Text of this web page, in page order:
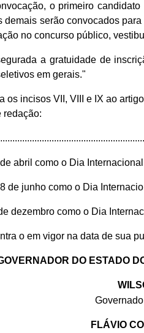
o primeiro candidato
demais serão convocados para
no concurso público,
a gratuidade de
em gerais."
os incisos VII, VIII e IX ao
redação:
abril como o Dia
de junho como o Dia
dezembro como o Dia
o em vigor na data de sua
DO ESTADO
FLÁVIO